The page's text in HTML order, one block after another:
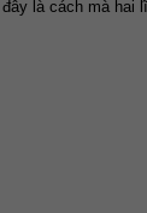
là cách mà hai